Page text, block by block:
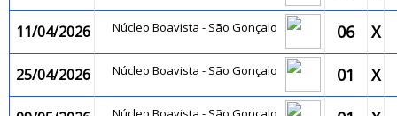
11/04/2026 Núcleo Boavista - São Gonçalo 06 X
25/04/2026 Núcleo Boavista - São Gonçalo 01 X